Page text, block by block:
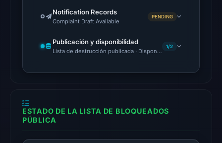
2026
at
UTC.
OTX
community
Notification Records
Complaint Draft Available
PENDING
Publicación y disponibilidad
Lista de destrucción publicada · Disponibilidad no verificada
1/2
ESTADO DE LA LISTA DE BLOQUEADOS
PÚBLICA